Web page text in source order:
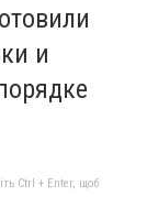
и
Ctrl + Enter, щоб